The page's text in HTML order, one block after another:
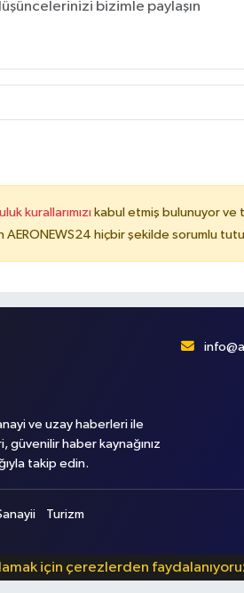
kurallarımızı kabul etmiş bulunuyor ve
AERONEWS24 hiçbir şekilde sorumlu
ve uzay haberleri ile
güvenilir haber kaynağınız
takip edin.
Turizm
için çerezlerden